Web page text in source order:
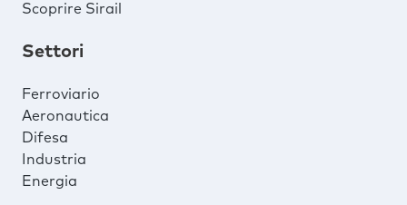
Scoprire Sirail
Settori
Ferroviario
Aeronautica
Difesa
Industria
Energia